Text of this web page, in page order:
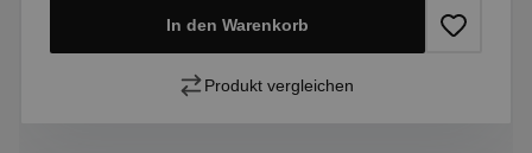
In den Warenkorb
Produkt vergleichen